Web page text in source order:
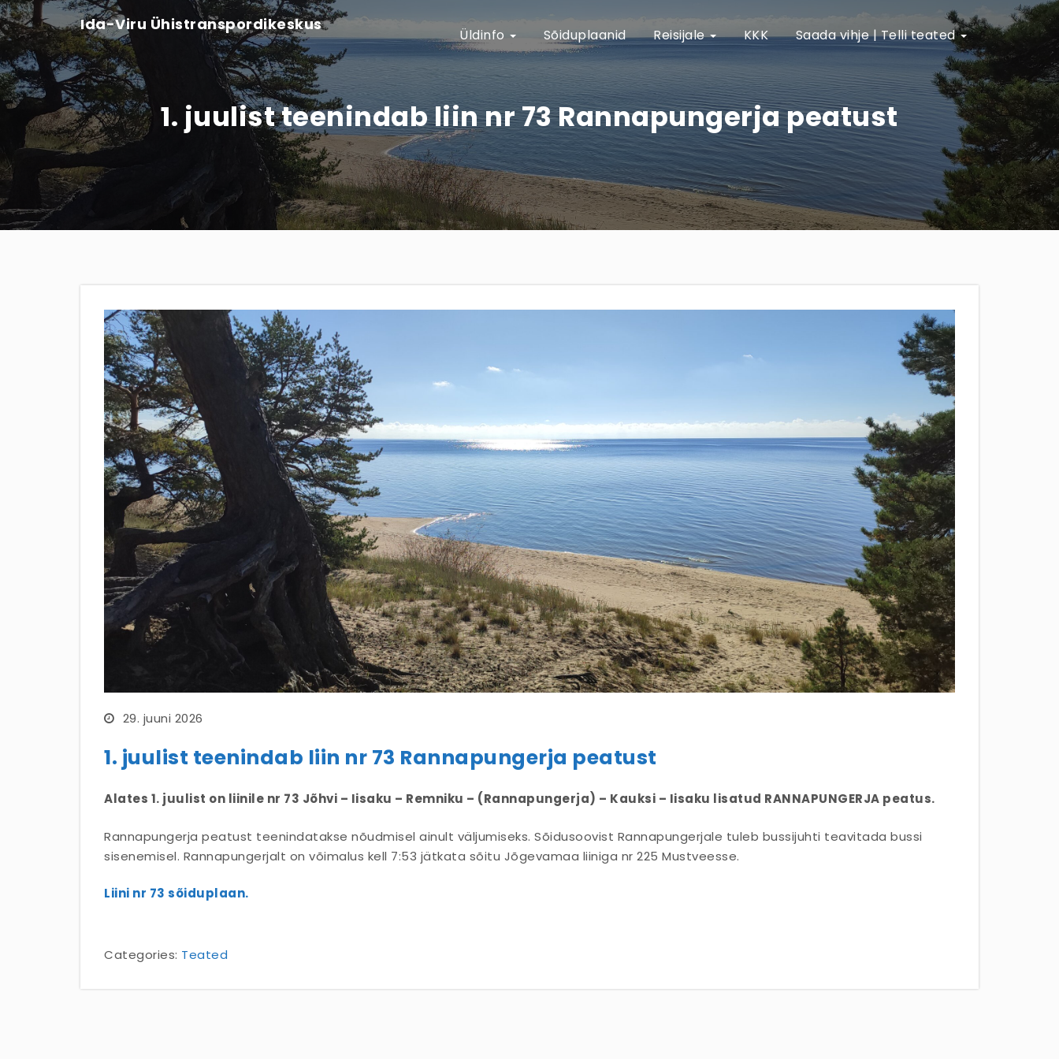
Ida-Viru Ühistranspordikeskus
Üldinfo Sõiduplaanid Reisijale KKK Saada vihje | Telli teated
1. juulist teenindab liin nr 73 Rannapungerja peatust
29. juuni 2026
1. juulist teenindab liin nr 73 Rannapungerja peatust
Alates 1. juulist on liinile nr 73 Jõhvi – Iisaku – Remniku – (Rannapungerja) – Kauksi – Iisaku lisatud RANNAPUNGERJA peatus.
Rannapungerja peatust teenindatakse nõudmisel ainult väljumiseks. Sõidusoovist Rannapungerjale tuleb bussijuhti teavitada bussi
sisenemisel. Rannapungerjalt on võimalus kell 7:53 jätkata sõitu Jõgevamaa liiniga nr 225 Mustveesse.
Liini nr 73 sõiduplaan.
Categories: Teated